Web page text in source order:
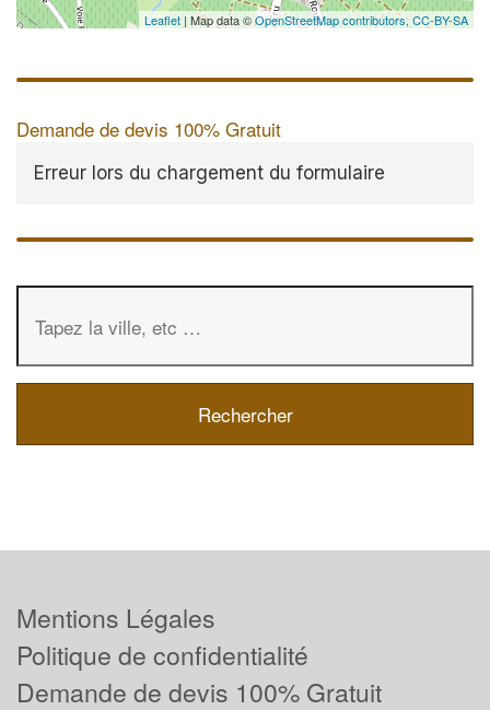
Leaflet | Map data ©OpenStreetMap contributors,CC-BY-SA
Demande de devis 100% Gratuit
Erreur lors du chargement du formulaire
Mentions Légales
Politique de confidentialité
Demande de devis 100% Gratuit